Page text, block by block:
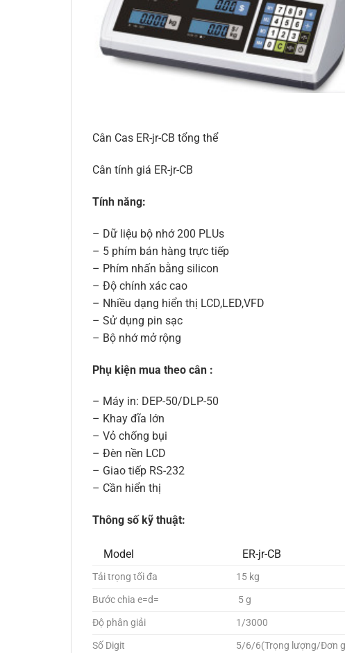
Cân Cas ER-jr-CB tổng thể
Cân tính giá ER-jr-CB
Tính năng:
– Dữ liệu bộ nhớ 200 PLUs
– 5 phím bán hàng trực tiếp
– Phím nhấn bằng silicon
– Độ chính xác cao
– Nhiều dạng hiển thị LCD,LED,VFD
– Sử dụng pin sạc
– Bộ nhớ mở rộng
Phụ kiện mua theo cân :
– Máy in: DEP-50/DLP-50
– Khay đĩa lớn
– Vỏ chống bụi
– Đèn nền LCD
– Giao tiếp RS-232
– Cần hiển thị
Thông số kỹ thuật:
Model ER-jr-CB
Tải trọng tối đa
15 kg
Bước chia e=d=
5 g
Độ phân giải
1/3000
Số Digit
5/6/6(Trọng lượng/Đơn